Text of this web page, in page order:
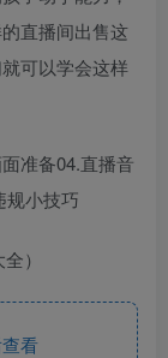
直播间出售这
可以学会这样
准备04.直播音
规小技巧
）
看